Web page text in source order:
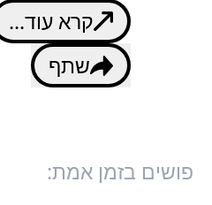
קרא עוד...
שתף
פושים בזמן אמת: